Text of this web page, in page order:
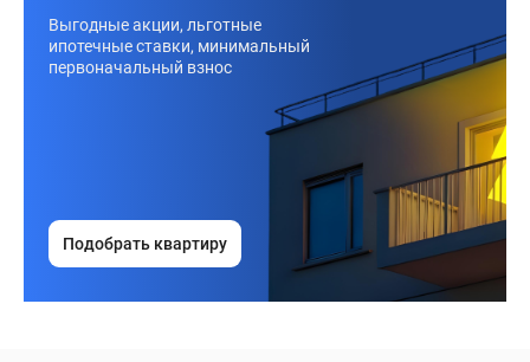
Выгодные акции, льготные
ипотечные ставки, минимальный
первоначальный взнос
Подобрать квартиру